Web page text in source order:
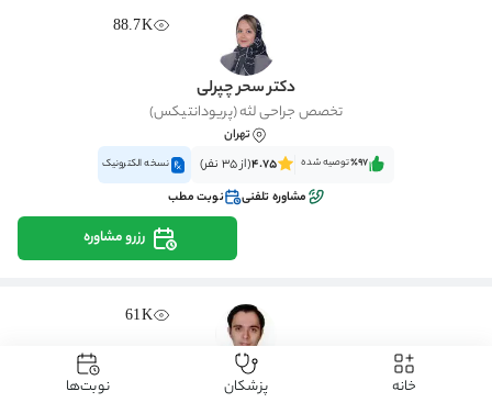
88.7K
دکتر سحر چپرلی
تخصص جراحی لثه (پریودانتیکس)
تهران
٪97‌‌‌توصیه شده 4.75(از 35 نفر) نسخه الکترونیک
مشاوره تلفنی نوبت مطب
رزرو مشاوره
61K
دکتر سید محمد ابریشم
تخصص پروتزهای دندانی (پروستودانتیکس)
خانه پزشکان نوبت‌ها